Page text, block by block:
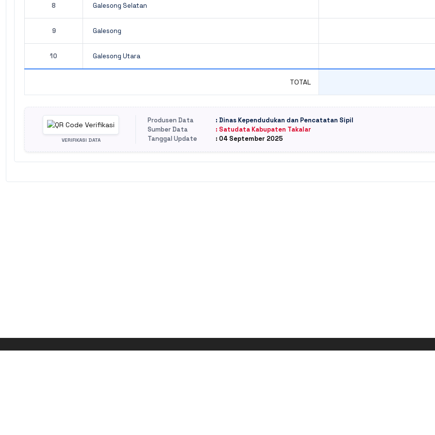
8 Galesong Selatan
9 Galesong
10 Galesong Utara
TOTAL
VERIFIKASI DATA
Produsen Data
: Dinas Kependudukan dan Pencatatan Sipil
Sumber Data
: Satudata Kabupaten Takalar
Tanggal Update
: 04 September 2025